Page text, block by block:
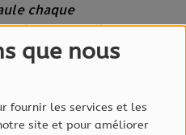
que nous
fournir les services et les
site et pour améliorer
chaque
mercredi
mois de 15h à
Lux Hours !
avec
"le mag